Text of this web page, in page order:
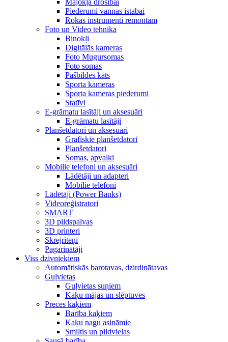
Mājokļa drošībai
Piederumi vannas istabai
Rokas instrumenti remontam
Foto un Video tehnika
Binokļi
Digitālās kameras
Foto Mugursomas
Foto somas
Pašbildes kāts
Sporta kameras
Sporta kameras piederumi
Statīvi
E-grāmatu lasītāji un aksesuāri
E-grāmatu lasītāji
Planšetdatori un aksesuāri
Grafiskie planšetdatori
Planšetdatori
Somas, apvalki
Mobilie telefoni un aksesuāri
Lādētāji un adapteri
Mobilie telefoni
Lādētāji (Power Banks)
Videoreģistratori
SMART
3D pildspalvas
3D printeri
Skrejriteņi
Pagarinātāji
Viss dzivniekiem
Automātiskās barotavas, dzirdinātavas
Guļvietas
Guļvietas suņiem
Kaķu mājas un slēptuves
Preces kaķiem
Barība kaķiem
Kaķu nagu asināmie
Smiltis un pildvielas